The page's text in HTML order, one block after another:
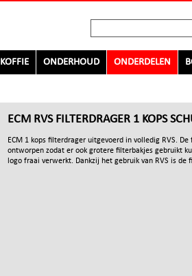
KOFFIE ONDERHOUD ONDERDELEN
ECM RVS FILTERDRAGER 1 KOPS
ECM 1 kops filterdrager uitgevoerd in volledig RVS.
ontworpen zodat er ook grotere filterbakjes gebruikt
logo fraai verwerkt. Dankzij het gebruik van RVS is